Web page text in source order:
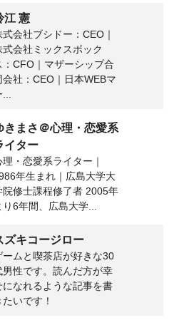
江 憲
式会社ブシドー：CEO｜
式会社ミックスボック
：CFO｜マザーシップ合
会社：CEO｜日本WEBマ
きまさ＠心理・恋愛系
イター
理・恋愛系ライター｜
年生まれ｜広島大学大
院修士課程修了者 2005年
り6年間、広島大学...
ズキコージロー
ームと喫茶店が好きな30
男性です。読んだ方が幸
になれるような記事を書
たいです！